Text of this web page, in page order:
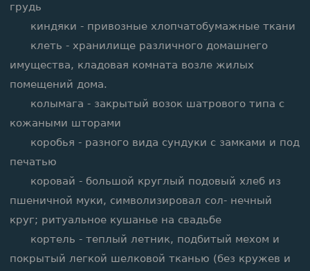
грудь
киндяки - привозные хлопчатобумажные ткани
клеть - хранилище различного домашнего
имущества, кладовая комната возле жилых
помещений дома.
колымага - закрытый возок шатрового типа с
кожаными шторами
коробья - разного вида сундуки с замками и под
печатью
коровай - большой круглый подовый хлеб из
пшеничной муки, символизировал сол- нечный
круг; ритуальное кушанье на свадьбе
кортель - теплый летник, подбитый мехом и
покрытый легкой шелковой тканью (без кружев и